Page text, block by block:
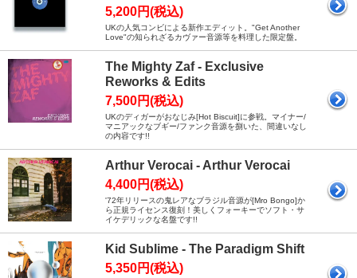
5,200円(税込)
UKの人気コンビによる新作エディット。"Get Another
Love"の知られざるカヴァー音源等を料理した限定盤。
The Mighty Zaf - Exclusive
Reworks & Edits
7,500円(税込)
UKのディガーがおなじみ[Hot Biscuit]に参戦。マイナー/
マニアックなブギー/ファンク音源を捌いた、間違いなし
の内容です!!
Arthur Verocai - Arthur Verocai
4,400円(税込)
'72年リリースの鬼レアなブラジル音源が[Mro Bongo]か
ら正規ライセンス復刻！美しくフォーキーでソフト・サ
イケデリックな名盤です!!
Kid Sublime - The Paradigm Shift
5,350円(税込)